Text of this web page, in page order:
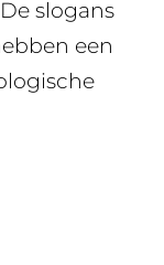
slogans
een